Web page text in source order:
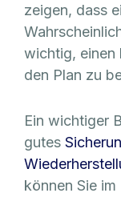
zeigen, dass
wichtig, einen
den Plan zu
Ein wichtiger
gutes
können Sie